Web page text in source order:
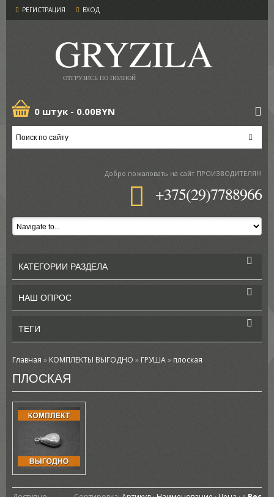
РЕГИСТРАЦИЯ ВХОД
GRYZILA
ОТГРУЗИСЬ ПО ПОЛНОЙ
0 штук - 0.00BYN
Добро пожаловать на сайт ПРОИЗВОДИТЕЛЯ!!!
+375(29)7788966
КАТЕГОРИИ РАЗДЕЛА
НАШ ОПРОС
ТЕГИ
Главная » КОМПЛЕКТЫ ВЫГОДНО » ГРУША » плоская
ПЛОСКАЯ